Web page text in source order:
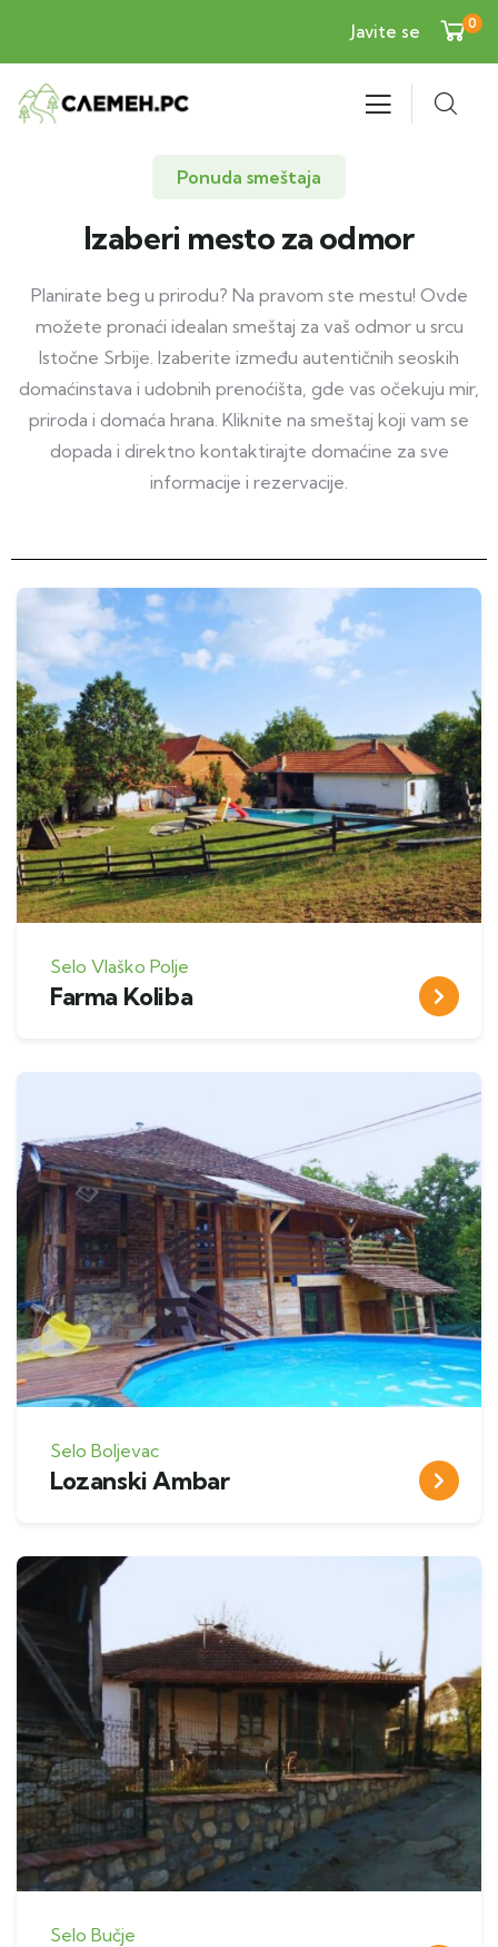
Javite se 0
Ponuda smeštaja
Izaberi mesto za odmor
Planirate beg u prirodu? Na pravom ste mestu! Ovde
možete pronaći idealan smeštaj za vaš odmor u srcu
Istočne Srbije. Izaberite između autentičnih seoskih
domaćinstava i udobnih prenoćišta, gde vas očekuju mir,
priroda i domaća hrana. Kliknite na smeštaj koji vam se
dopada i direktno kontaktirajte domaćine za sve
informacije i rezervacije.
Selo Vlaško Polje
Farma Koliba
Selo Boljevac
Lozanski Ambar
Selo Bučje